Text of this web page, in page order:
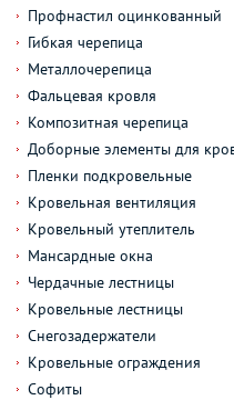
Профнастил оцинкованный
Гибкая черепица
Металлочерепица
Фальцевая кровля
Композитная черепица
Доборные элементы для
Пленки подкровельные
Кровельная вентиляция
Кровельный утеплитель
Мансардные окна
Чердачные лестницы
Кровельные лестницы
Снегозадержатели
Кровельные ограждения
Софиты